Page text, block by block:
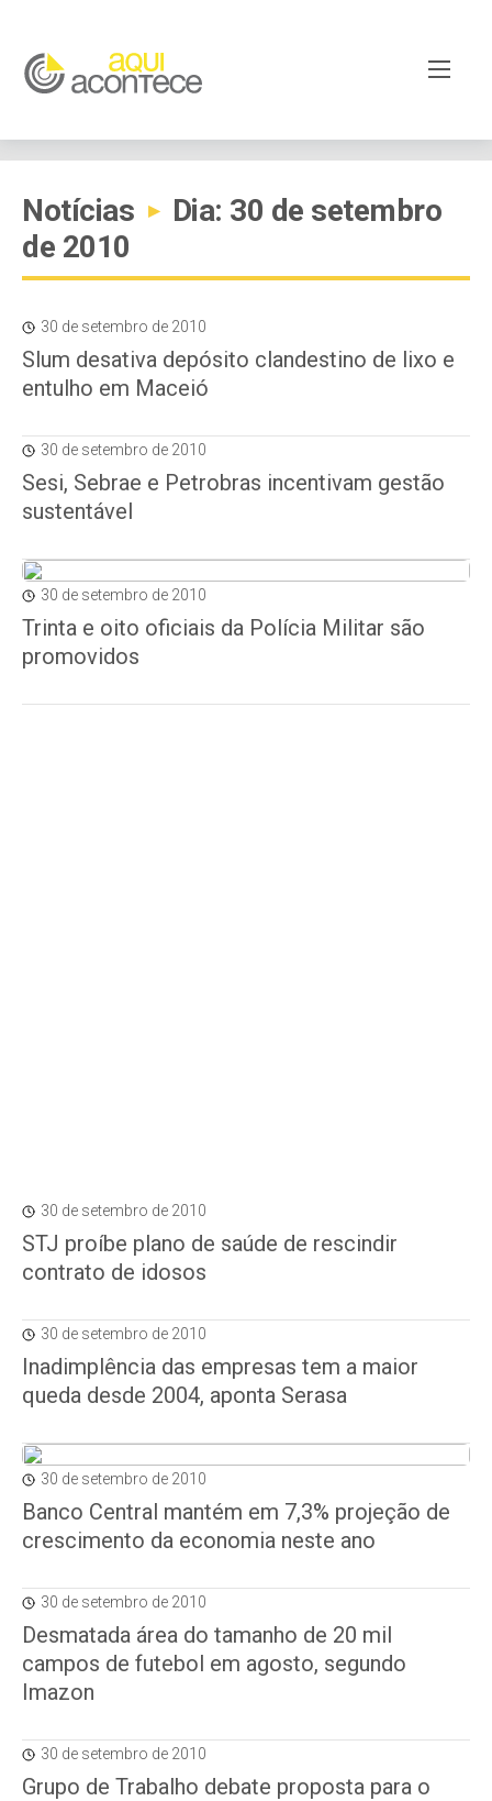
Notícias ▸
Dia: 30 de setembro
de 2010
30 de setembro de 2010
Slum desativa depósito clandestino de lixo e
entulho em Maceió
30 de setembro de 2010
Sesi, Sebrae e Petrobras incentivam gestão
sustentável
30 de setembro de 2010
Trinta e oito oficiais da Polícia Militar são
promovidos
30 de setembro de 2010
STJ proíbe plano de saúde de rescindir
contrato de idosos
30 de setembro de 2010
Inadimplência das empresas tem a maior
queda desde 2004, aponta Serasa
30 de setembro de 2010
Banco Central mantém em 7,3% projeção de
crescimento da economia neste ano
30 de setembro de 2010
Desmatada área do tamanho de 20 mil
campos de futebol em agosto, segundo
Imazon
30 de setembro de 2010
Grupo de Trabalho debate proposta para o